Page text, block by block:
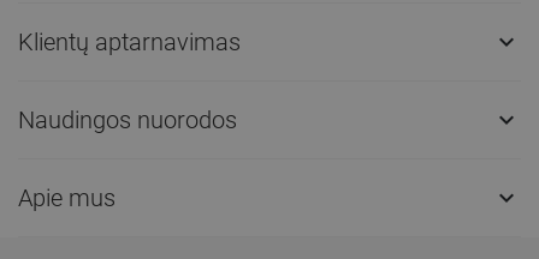
Klientų aptarnavimas 
Naudingos nuorodos 
Apie mus 